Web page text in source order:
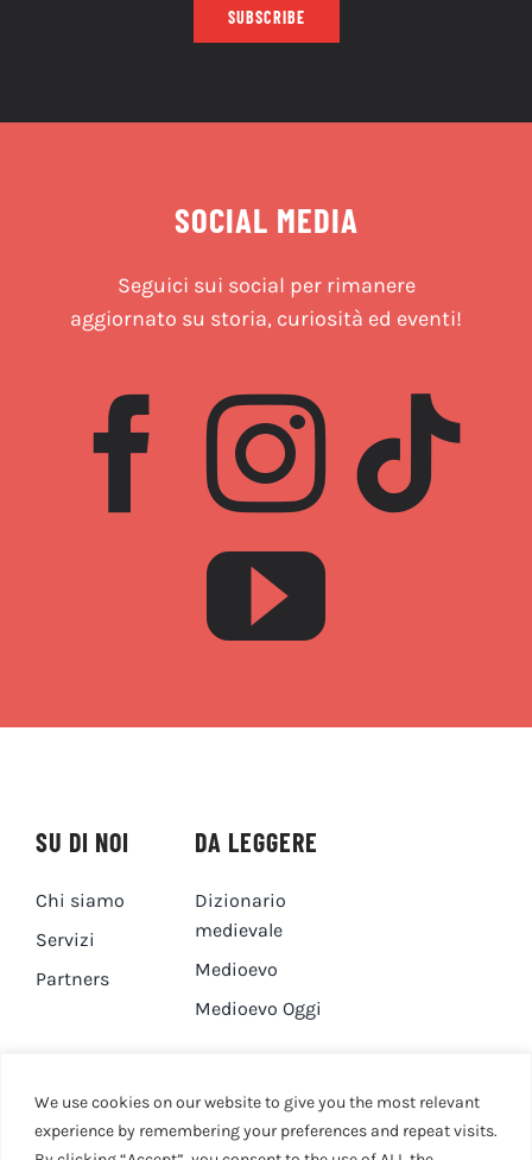
We use cookies on our website to give you the most relevant
experience by remembering your preferences and repeat visits.
SUBSCRIBE
SOCIAL MEDIA
Seguici sui social per rimanere
aggiornato su storia, curiosità ed eventi!
SU DI NOI
Chi siamo
Servizi
Partners
DA LEGGERE
Dizionario
medievale
Medioevo
Medioevo Oggi
DA GUARDARE CONTATTI